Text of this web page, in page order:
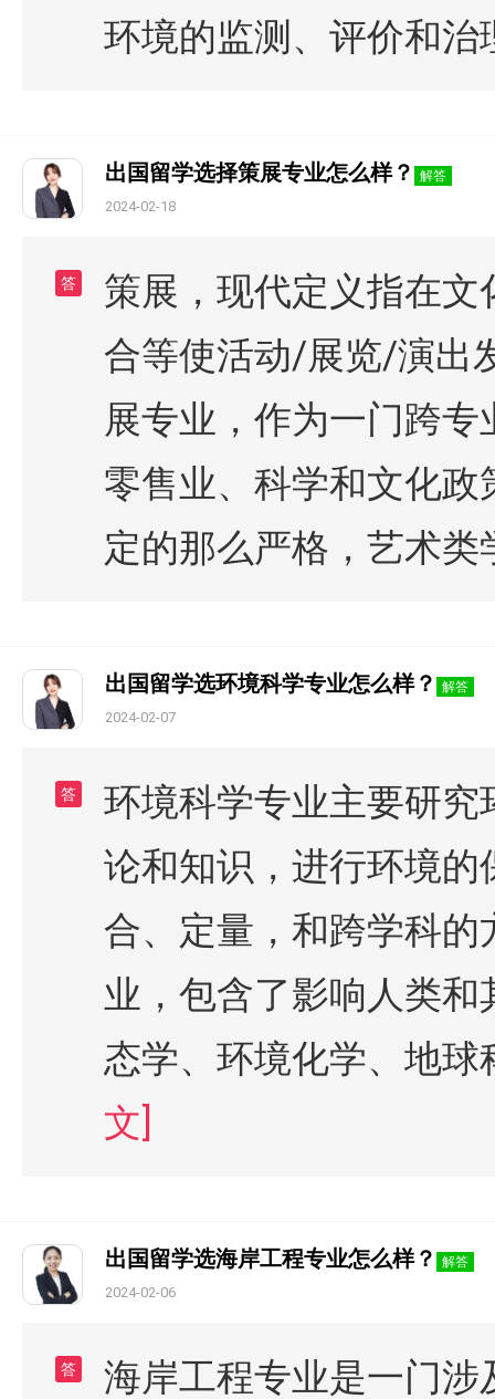
环境的监测、评价和
出国留学选择策展专业怎么样？ 解答
2024-02-18
答
策展，现代定义指在
合等使活动/展览/演出
展专业，作为一门跨
零售业、科学和文化
定的那么严格，艺术
出国留学选环境科学专业怎么样？ 解答
2024-02-07
答
环境科学专业主要研
论和知识，进行环境
合、定量，和跨学科
业，包含了影响人类
态学、环境化学、地
文]
出国留学选海岸工程专业怎么样？ 解答
2024-02-06
答 海岸工程专业是一门